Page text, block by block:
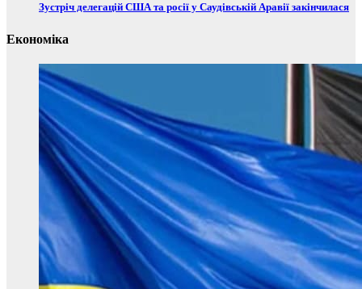
Зустріч делегацій США та росії у Саудівській Аравії закінчилася
Економіка